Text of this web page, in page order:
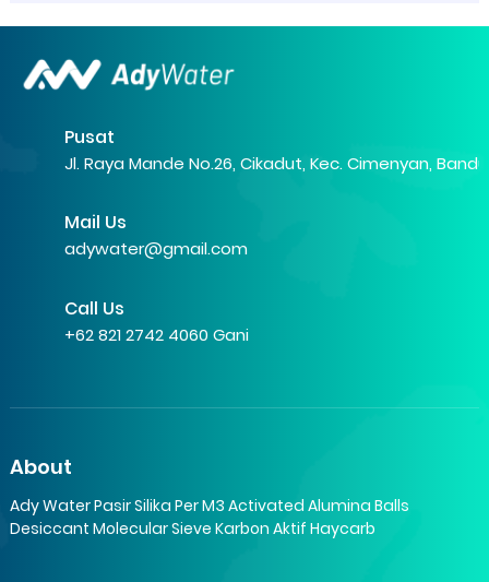
Pusat
Jl. Raya Mande No.26, Cikadut, Kec. Cimenyan,
Mail Us
adywater@gmail.com
Call Us
+62 821 2742 4060 Gani
About
Ady Water Pasir Silika Per M3 Activated Alumina Balls
Desiccant Molecular Sieve Karbon Aktif Haycarb